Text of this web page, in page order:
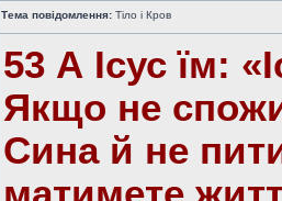
Тема повідомлення: Тіло і Кров
53 А Ісус їм:
Якщо не
Сина й не